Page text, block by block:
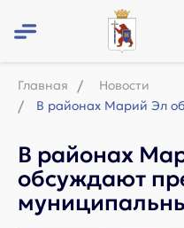
Главная
Новости
В районах
обсуждают